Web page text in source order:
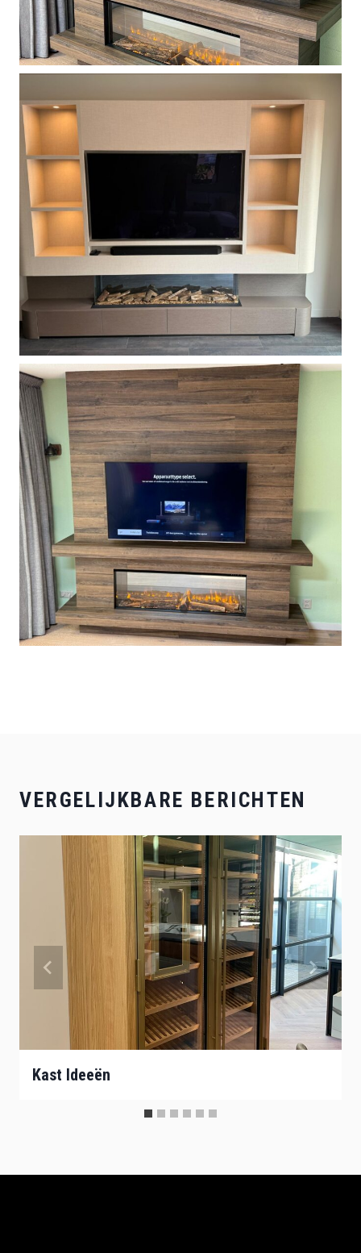
VERGELIJKBARE BERICHTEN
Kast Ideeën